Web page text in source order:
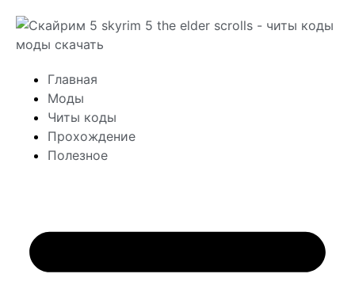
Главная
Моды
Читы коды
Прохождение
Полезное